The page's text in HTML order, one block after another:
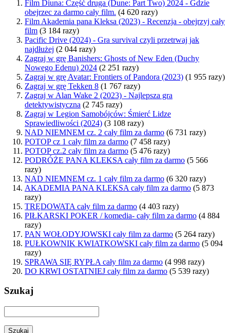
Film Diuna: Część druga (Dune: Part Two) 2024 - Gdzie
obejrzec za darmo cały film. (4 620 razy)
Film Akademia pana Kleksa (2023) - Recenzja - obejrzyj cały
film (3 184 razy)
Pacific Drive (2024) - Gra survival czyli przetrwaj jak
najdłużej (2 044 razy)
Zagraj w grę Banishers: Ghosts of New Eden (Duchy
Nowego Edenu) 2024 (2 251 razy)
Zagraj w grę Avatar: Frontiers of Pandora (2023) (1 955 razy)
Zagraj w grę Tekken 8 (1 767 razy)
Zagraj w Alan Wake 2 (2023) - Najlepsza gra
detektywistyczna (2 745 razy)
Zagraj w Legion Samobójców: Śmierć Lidze
Sprawiedliwości (2024) (3 108 razy)
NAD NIEMNEM cz. 2 cały film za darmo (6 731 razy)
POTOP cz 1 cały film za darmo (7 458 razy)
POTOP cz.2 cały film za darmo (5 476 razy)
PODRÓŻE PANA KLEKSA cały film za darmo (5 566
razy)
NAD NIEMNEM cz. 1 cały film za darmo (6 320 razy)
AKADEMIA PANA KLEKSA cały film za darmo (5 873
razy)
TRĘDOWATA cały film za darmo (4 403 razy)
PIŁKARSKI POKER / komedia- cały film za darmo (4 884
razy)
PAN WOŁODYJOWSKI cały film za darmo (5 264 razy)
PUŁKOWNIK KWIATKOWSKI cały film za darmo (5 094
razy)
SPRAWA SIĘ RYPŁA cały film za darmo (4 998 razy)
DO KRWI OSTATNIEJ cały film za darmo (5 539 razy)
Szukaj